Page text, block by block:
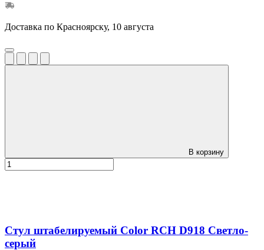
Доставка по Красноярску, 10 августа
В корзину
Стул штабелируемый Color RCH D918 Светло-
серый